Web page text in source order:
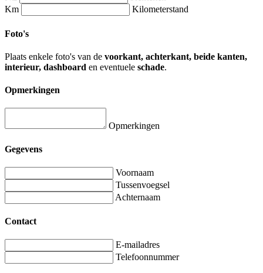
Km
Kilometerstand
Foto's
Plaats enkele foto's van de voorkant, achterkant, beide kanten,
interieur, dashboard en eventuele schade.
Opmerkingen
Opmerkingen
Gegevens
Voornaam
Tussenvoegsel
Achternaam
Contact
E-mailadres
Telefoonnummer